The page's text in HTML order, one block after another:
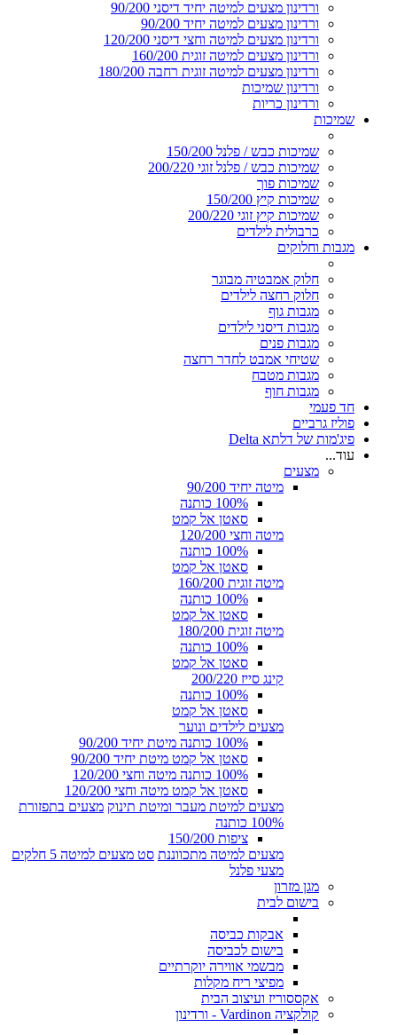
ורדינון מצעים למיטה יחיד דיסני 90/200
ורדינון מצעים למיטה יחיד 90/200
ורדינון מצעים למיטה וחצי דיסני 120/200
ורדינון מצעים למיטה זוגית 160/200
ורדינון מצעים למיטה זוגית רחבה 180/200
ורדינון שמיכות
ורדינון כריות
שמיכות
שמיכות כבש / פלנל 150/200
שמיכות כבש / פלנל זוגי 200/220
שמיכות פוך
שמיכות קיץ 150/200
שמיכות קיץ זוגי 200/220
כרבולית לילדים
מגבות וחלוקים
חלוק אמבטיה מבוגר
חלוק רחצה לילדים
מגבות גוף
מגבות דיסני לילדים
מגבות פנים
שטיחי אמבט לחדר רחצה
מגבות מטבח
מגבות חוף
חד פעמי
פוליז גרביים
פיג'מות של דלתא Delta
עוד...
מצעים
מיטה יחיד 90/200
100% כותנה
סאטן אל קמט
מיטה וחצי 120/200
100% כותנה
סאטן אל קמט
מיטה זוגית 160/200
100% כותנה
סאטן אל קמט
מיטה זוגית 180/200
100% כותנה
סאטן אל קמט
קינג סייז 200/220
100% כותנה
סאטן אל קמט
מצעים לילדים ונוער
100% כותנה מיטת יחיד 90/200
סאטן אל קמט מיטת יחיד 90/200
100% כותנה מיטה וחצי 120/200
סאטן אל קמט מיטה וחצי 120/200
מצעים למיטת מעבר ומיטת תינוק מצעים בתפזורת
100% כותנה
ציפות 150/200
מצעים למיטה מתכווננת סט מצעים למיטה 5 חלקים
מצעי פלנל
מגן מזרון
בישום לבית
אבקות כביסה
בישום לכביסה
מבשמי אווירה יוקרתיים
מפיצי ריח מקלות
אקססוריז ועיצוב הבית
קולקציה Vardinon - ורדינון